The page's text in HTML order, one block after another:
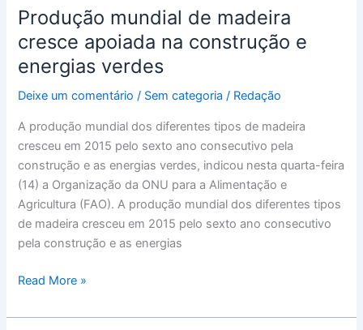
Produção mundial de madeira
cresce apoiada na construção e
energias verdes
Deixe um comentário / Sem categoria / Redação
A produção mundial dos diferentes tipos de madeira
cresceu em 2015 pelo sexto ano consecutivo pela
construção e as energias verdes, indicou nesta quarta-feira
(14) a Organização da ONU para a Alimentação e
Agricultura (FAO). A produção mundial dos diferentes tipos
de madeira cresceu em 2015 pelo sexto ano consecutivo
pela construção e as energias
Produção
mundial
de
madeira
cresce
na
construção
e
energias
verdes
Read More »